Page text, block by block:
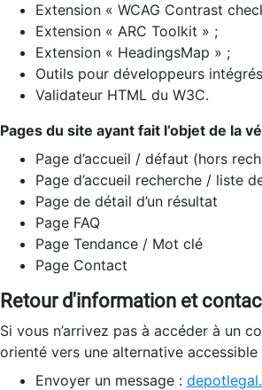
Extension « WCAG Contrast
Extension « ARC Toolkit » ;
Extension « HeadingsMap » ;
Outils pour développeurs
Validateur HTML du W3C.
Pages du site ayant fait l’objet de la
Page d’accueil / défaut (hors
Page d’accueil recherche / liste
Page de détail d’un résultat
Page FAQ
Page Tendance / Mot clé
Page Contact
Retour d'information et
Si vous n’arrivez pas à accéder à un
orienté vers une alternative
Envoyer un message :